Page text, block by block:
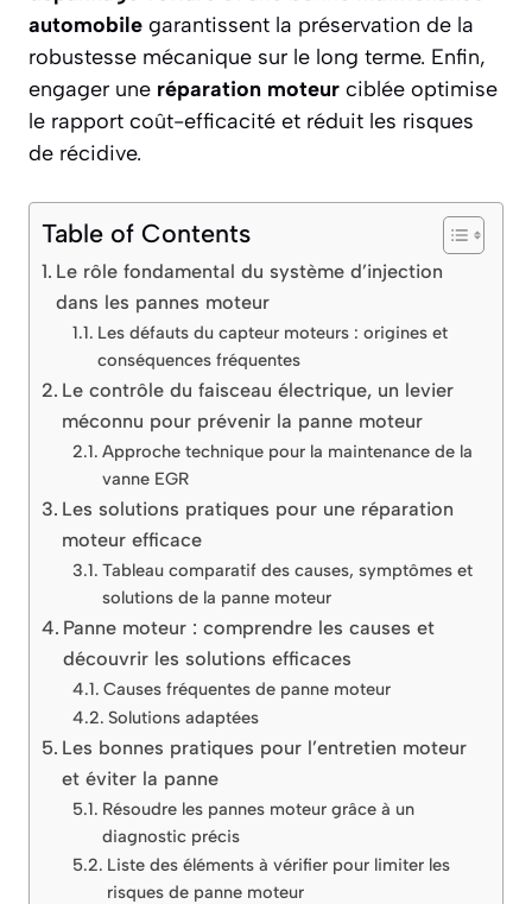
automobile garantissent la préservation de la
robustesse mécanique sur le long terme. Enfin,
engager une réparation moteur ciblée optimise
le rapport coût-efficacité et réduit les risques
de récidive.
Table of Contents
Le rôle fondamental du système d’injection
dans les pannes moteur
Les défauts du capteur moteurs : origines et
conséquences fréquentes
Le contrôle du faisceau électrique, un levier
méconnu pour prévenir la panne moteur
Approche technique pour la maintenance de la
vanne EGR
Les solutions pratiques pour une réparation
moteur efficace
Tableau comparatif des causes, symptômes et
solutions de la panne moteur
Panne moteur : comprendre les causes et
découvrir les solutions efficaces
Causes fréquentes de panne moteur
Solutions adaptées
Les bonnes pratiques pour l’entretien moteur
et éviter la panne
Résoudre les pannes moteur grâce à un
diagnostic précis
Liste des éléments à vérifier pour limiter les
risques de panne moteur